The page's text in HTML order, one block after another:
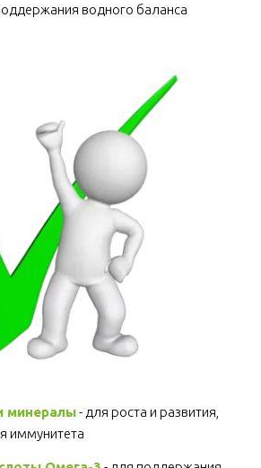
водного баланса
минералы - для роста и развития,
иммунитета